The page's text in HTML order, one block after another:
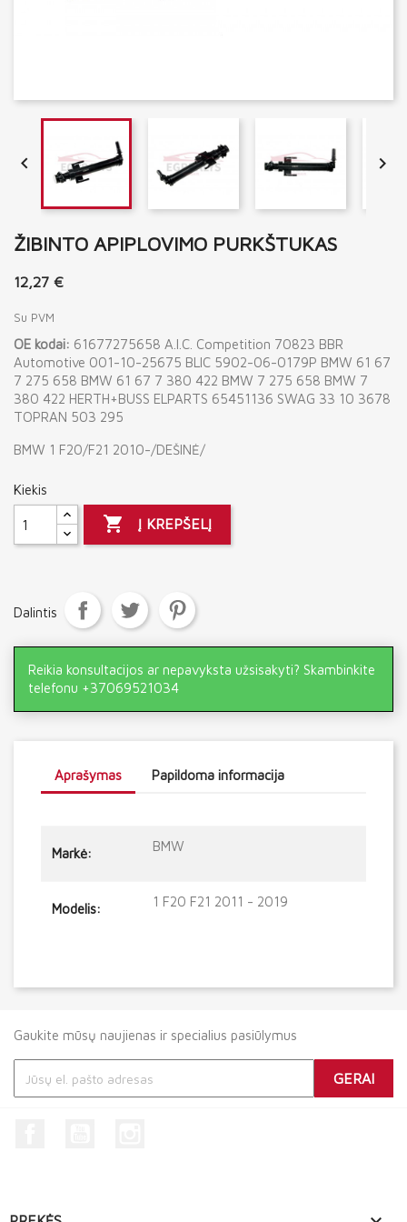
 
ŽIBINTO APIPLOVIMO PURKŠTUKAS
12,27 €
Su PVM
OE kodai: 61677275658 A.I.C. Competition 70823 BBR
Automotive 001-10-25675 BLIC 5902-06-0179P BMW 61 67
7 275 658 BMW 61 67 7 380 422 BMW 7 275 658 BMW 7
380 422 HERTH+BUSS ELPARTS 65451136 SWAG 33 10 3678
TOPRAN 503 295
BMW 1 F20/F21 2010-/DEŠINĖ/
Kiekis
 Į KREPŠELĮ
Dalintis
Reikia konsultacijos ar nepavyksta užsisakyti? Skambinkite
telefonu +37069521034
Aprašymas Papildoma informacija
Markė: BMW
Modelis: 1 F20 F21 2011 - 2019
Gaukite mūsų naujienas ir specialius pasiūlymus